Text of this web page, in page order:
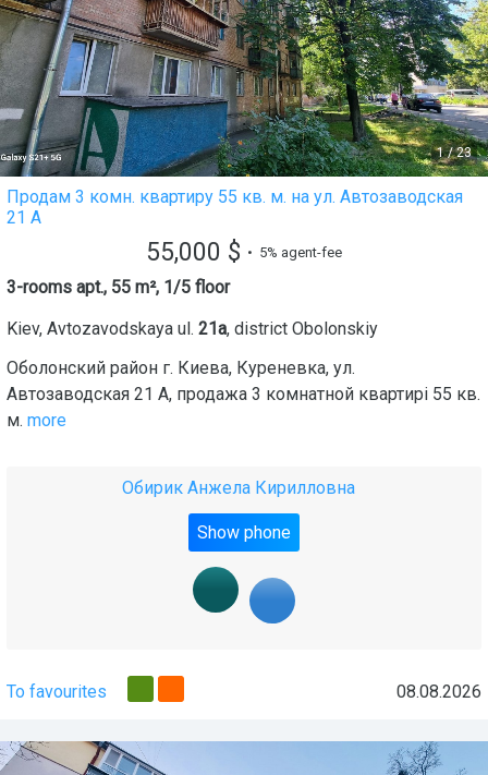
1/23
Продам 3 комн. квартиру 55 кв. м. на ул. Автозаводская
21 А
55,000 $ • 5% agent-fee
3-rooms apt., 55 m², 1/5 floor
Kiev, Avtozavodskaya ul. 21а, district Obolonskiy
Оболонский район г. Киева, Куреневка, ул.
Автозаводская 21 А, продажа 3 комнатной квартирі 55 кв.
м. more
Обирик Анжела Кирилловна
Show phone
To favourites 08.08.2026